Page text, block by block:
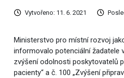
Vytvořeno: 11. 6. 2021
Ministerstvo pro místní rozvoj
informovalo potenciální žadatele
zvýšení odolnosti poskytovatelů
pacienty“ a č. 100 „Zvýšení